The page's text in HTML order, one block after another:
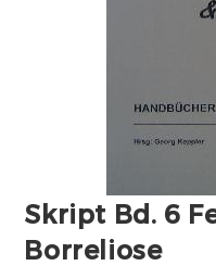
Skript Bd. 6
Borreliose